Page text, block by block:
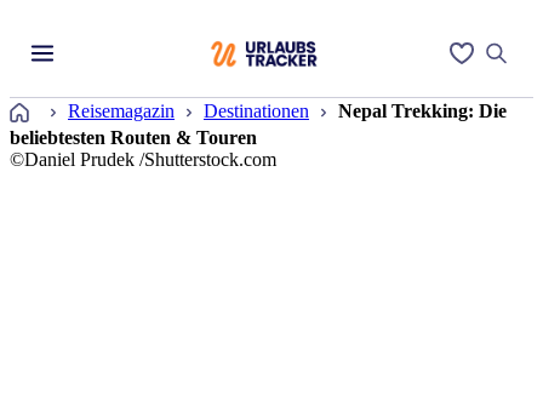
Startseite
Reisemagazin Destinationen
Nepal Trekking: Die
beliebtesten Routen & Touren
©Daniel Prudek /Shutterstock.com